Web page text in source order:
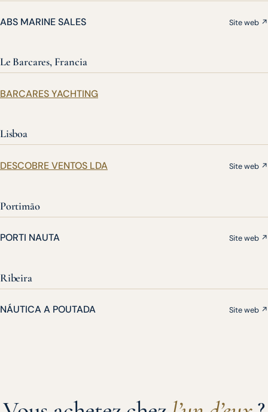
ABS MARINE SALES Site web ↗
Le Barcares, Francia
BARCARES YACHTING
Lisboa
DESCOBRE VENTOS LDA Site web ↗
Portimão
PORTI NAUTA Site web ↗
Ribeira
NÁUTICA A POUTADA Site web ↗